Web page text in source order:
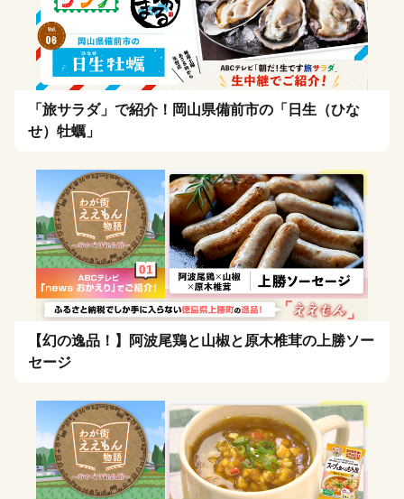
「旅サラダ」で紹介！岡山県備前市の「日生（ひな
せ）牡蠣」
【幻の逸品！】阿波尾鶏と山椒と原木椎茸の上勝ソー
セージ